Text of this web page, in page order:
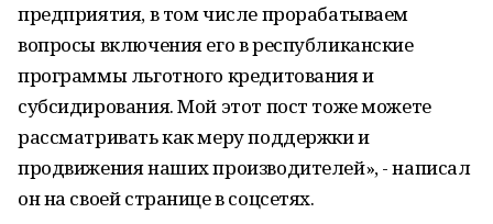
предприятия, в том числе прорабатываем
вопросы включения его в республиканские
программы льготного кредитования и
субсидирования. Мой этот пост тоже можете
рассматривать как меру поддержки и
продвижения наших производителей», - написал
он на своей странице в соцсетях.